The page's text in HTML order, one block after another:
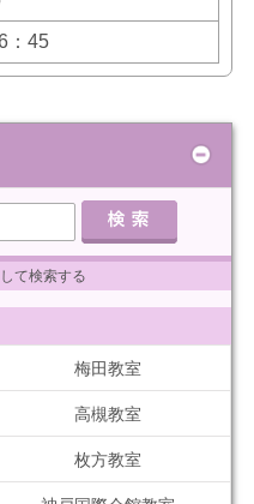
：45
て検索する
梅田教室
高槻教室
枚方教室